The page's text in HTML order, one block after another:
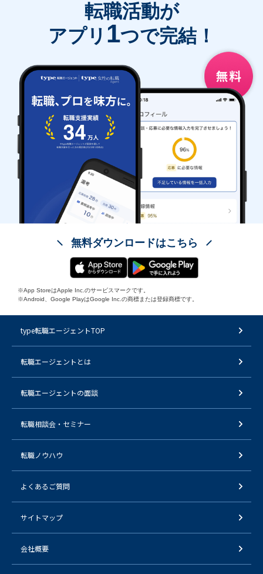
転職活動が
アプリ 1つで完結！
無料ダウンロードはこちら
※App StoreはApple Inc.のサービスマークです。
※Android、Google PlayはGoogle Inc.の商標または登録商標です。
type転職エージェントTOP
転職エージェントとは
転職エージェントの面談
転職相談会・セミナー
転職ノウハウ
よくあるご質問
サイトマップ
会社概要